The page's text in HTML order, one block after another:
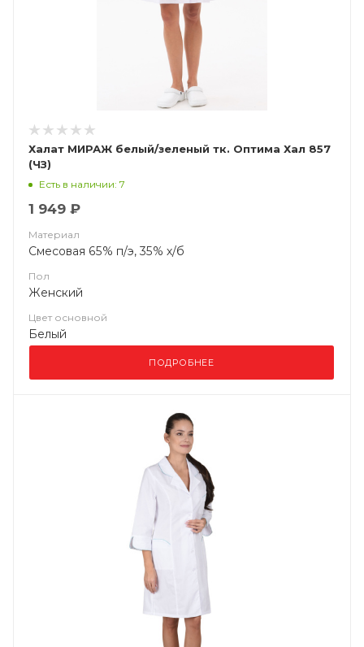
Халат МИРАЖ белый/зеленый тк. Оптима Хал 857
(ЧЗ)
Есть в наличии: 7
1 949 ₽
Материал
Смесовая 65% п/э, 35% х/б
Пол
Женский
Цвет основной
Белый
ПОДРОБНЕЕ